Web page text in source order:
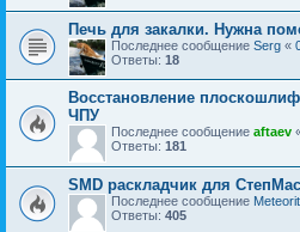
Печь для закалки. Нужна
Последнее сообщение Serg «
Ответы: 18
Восстановление
ЧПУ
Последнее сообщение aftaev
Ответы: 181
SMD раскладчик для
Последнее сообщение Meteorit
Ответы: 405